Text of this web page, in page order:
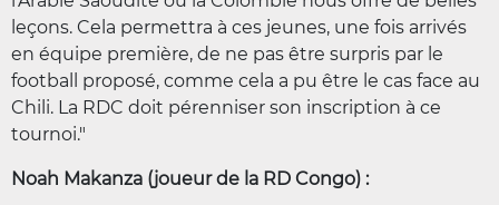
leçons. Cela permettra à ces jeunes, une fois arrivés
en équipe première, de ne pas être surpris par le
football proposé, comme cela a pu être le cas face au
Chili. La RDC doit pérenniser son inscription à ce
tournoi."
Noah Makanza (joueur de la RD Congo) :